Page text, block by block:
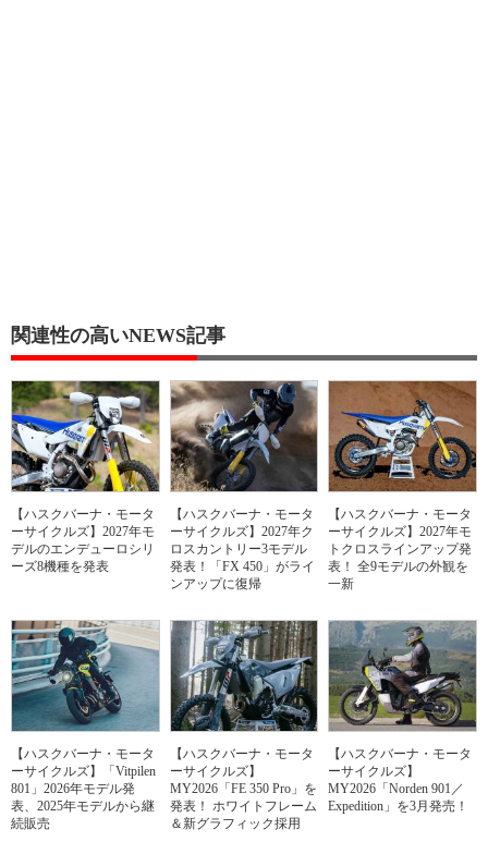
関連性の高いNEWS記事
【ハスクバーナ・モータ
ーサイクルズ】2027年モ
デルのエンデューロシリ
ーズ8機種を発表
【ハスクバーナ・モータ
ーサイクルズ】2027年ク
ロスカントリー3モデル
発表！「FX 450」がライ
ンアップに復帰
【ハスクバーナ・モータ
ーサイクルズ】2027年モ
トクロスラインアップ発
表！ 全9モデルの外観を
一新
【ハスクバーナ・モータ
ーサイクルズ】「Vitpilen
801」2026年モデル発
表、2025年モデルから継
続販売
【ハスクバーナ・モータ
ーサイクルズ】
MY2026「FE 350 Pro」を
発表！ ホワイトフレーム
＆新グラフィック採用
【ハスクバーナ・モータ
ーサイクルズ】
MY2026「Norden 901／
Expedition」を3月発売！